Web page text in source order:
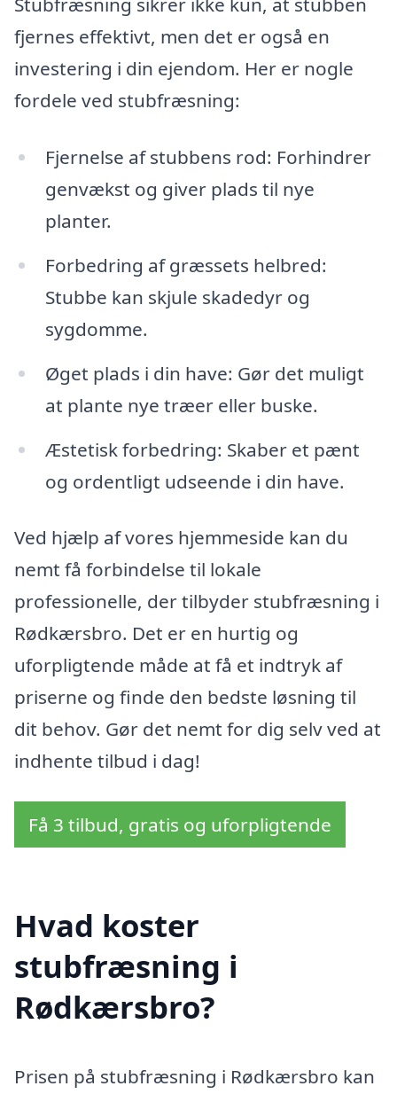
fjernes effektivt, men det er også en
investering i din ejendom. Her er nogle
fordele ved stubfræsning:
Fjernelse af stubbens rod: Forhindrer
genvækst og giver plads til nye
planter.
Forbedring af græssets helbred:
Stubbe kan skjule skadedyr og
sygdomme.
Øget plads i din have: Gør det muligt
at plante nye træer eller buske.
Æstetisk forbedring: Skaber et pænt
og ordentligt udseende i din have.
Ved hjælp af vores hjemmeside kan du
nemt få forbindelse til lokale
professionelle, der tilbyder stubfræsning i
Rødkærsbro. Det er en hurtig og
uforpligtende måde at få et indtryk af
priserne og finde den bedste løsning til
dit behov. Gør det nemt for dig selv ved at
indhente tilbud i dag!
Få 3 tilbud, gratis og uforpligtende
Hvad koster
stubfræsning i
Rødkærsbro?
Prisen på stubfræsning i Rødkærsbro kan